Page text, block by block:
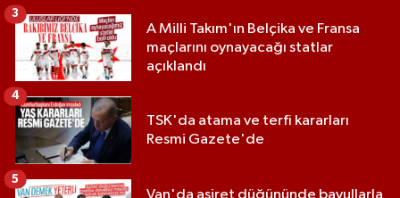
A Milli Takım'ın Belçika ve Fransa
maçlarını oynayacağı statlar
açıklandı
3
TSK'da atama ve terfi kararları
Resmi Gazete'de
4
5